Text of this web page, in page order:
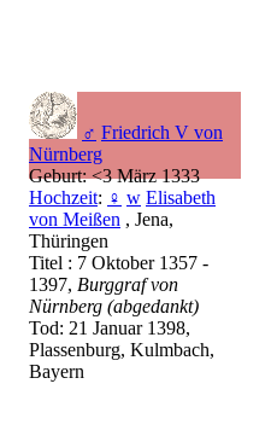
♂ Friedrich V von
Nürnberg
Geburt: <3 März 1333
Hochzeit: ♀ w Elisabeth
von Meißen , Jena,
Thüringen
Titel : 7 Oktober 1357 -
1397, Burggraf von
Nürnberg (abgedankt)
Tod: 21 Januar 1398,
Plassenburg, Kulmbach,
Bayern